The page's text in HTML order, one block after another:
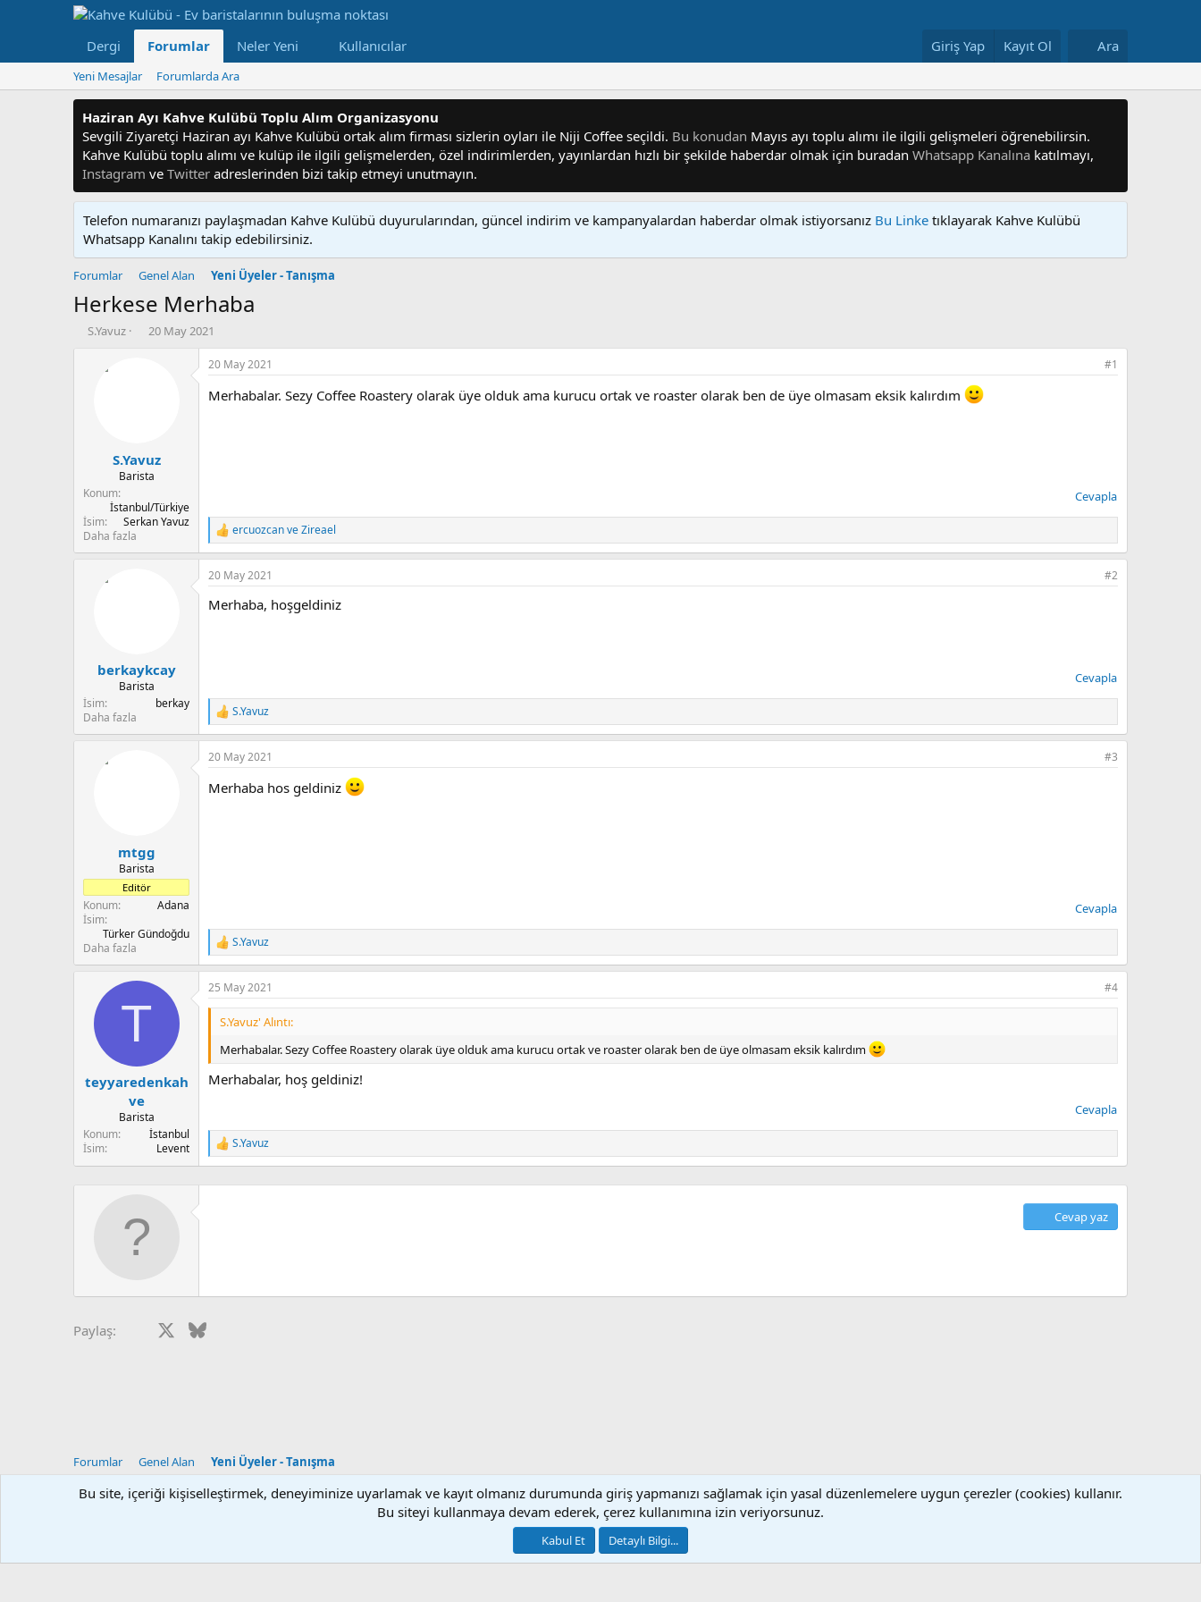
Dergi Forumlar Neler Yeni Kullanıcılar Giriş Yap Kayıt Ol Ara
Yeni Mesajlar Forumlarda Ara
Haziran Ayı Kahve Kulübü Toplu Alım Organizasyonu
Sevgili Ziyaretçi Haziran ayı Kahve Kulübü ortak alım firması sizlerin oyları ile Niji Coffee seçildi. Bu konudan Mayıs ayı toplu alımı ile ilgili gelişmeleri öğrenebilirsin.
Kahve Kulübü toplu alımı ve kulüp ile ilgili gelişmelerden, özel indirimlerden, yayınlardan hızlı bir şekilde haberdar olmak için buradan Whatsapp Kanalına katılmayı,
Instagram ve Twitter adreslerinden bizi takip etmeyi unutmayın.
Telefon numaranızı paylaşmadan Kahve Kulübü duyurularından, güncel indirim ve kampanyalardan haberdar olmak istiyorsanız Bu Linke tıklayarak Kahve Kulübü
Whatsapp Kanalını takip edebilirsiniz.
Forumlar Genel Alan Yeni Üyeler - Tanışma
Herkese Merhaba
K
a
a
n
S.Yavuz
B
ç
t
r
i
i
20 May 2021
S.Yavuz
Barista
Konum
İstanbul/Türkiye
İsim
Serkan Yavuz
Daha fazla
20 May 2021 #1
Merhabalar. Sezy Coffee Roastery olarak üye olduk ama kurucu ortak ve roaster olarak ben de üye olmasam eksik kalırdım
Cevapla
T
e
p
k
l
ercuozcanveZireael
berkaykcay
Barista
İsim
berkay
Daha fazla
20 May 2021 #2
Merhaba, hoşgeldiniz
Cevapla
T
e
p
k
l
S.Yavuz
mtgg
Barista
Editör
Konum
Adana
İsim
Türker Gündoğdu
Daha fazla
20 May 2021 #3
Merhaba hos geldiniz
Cevapla
T
e
p
k
i
:
S.Yavuz
T
teyyaredenkah
ve
Barista
Konum
İstanbul
İsim
Levent
25 May 2021 #4
S.Yavuz' Alıntı:
Merhabalar. Sezy Coffee Roastery olarak üye olduk ama kurucu ortak ve roaster olarak ben de üye olmasam eksik kalırdım
Merhabalar, hoş geldiniz!
Cevapla
T
e
S.Yavuz
Cevap yaz
Paylaş: Facebook Bluesky
Forumlar Genel Alan Yeni Üyeler - Tanışma
Klasik Tema Turkce (TR) Bize Ulaşın Kullanım ve Şartlar Gizlilik Politikası Yardım Ana Sayfa
R
Community platform by XenForo
© 2010-2026 XenForo Ltd.
[XGT] Forum statistics system- XenGenTr
Bu site, içeriği kişiselleştirmek, deneyiminize uyarlamak ve kayıt olmanız durumunda giriş yapmanızı sağlamak için yasal düzenlemelere uygun çerezler (cookies) kullanır.
Bu siteyi kullanmaya devam ederek, çerez kullanımına izin veriyorsunuz.
Kabul Et Detaylı Bilgi...